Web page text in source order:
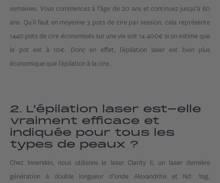
semaines. Vous commencez à l'âge de 20 ans et continuez jusqu'à 60
ans. Qu’il faut en moyenne 3 pots de cire par session, cela représente
1440 pots de cire économisés sur une vie soit 14 400€ si on estime que
le pot est à 10€. Donc en effet, l’épilation laser est bien plus
économique que l’épilation à la cire.
2. L’épilation laser est-elle
vraiment efficace et
indiquée pour tous les
types de peaux ?
Chez Innerskin, nous utilisons le laser Clarity II, un laser dernière
génération à double longueur d'onde Alexandrite et Nd: Yag,